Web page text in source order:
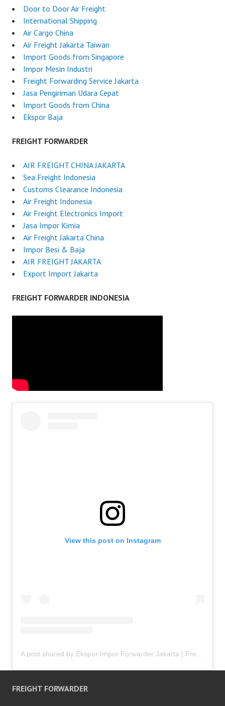
Door to Door Air Freight
International Shipping
Air Cargo China
Air Freight Jakarta Taiwan
Import Goods from Singapore
Impor Mesin Industri
Freight Forwarding Service Jakarta
Jasa Pengiriman Udara Cepat
Import Goods from China
Ekspor Baja
FREIGHT FORWARDER
AIR FREIGHT CHINA JAKARTA
Sea Freight Indonesia
Customs Clearance Indonesia
Air Freight Indonesia
Air Freight Electronics Import
Jasa Impor Kimia
Air Freight Jakarta China
Impor Besi & Baja
AIR FREIGHT JAKARTA
Export Import Jakarta
FREIGHT FORWARDER INDONESIA
View this post on Instagram
FREIGHT FORWARDER